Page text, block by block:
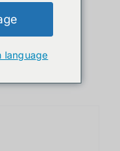
language